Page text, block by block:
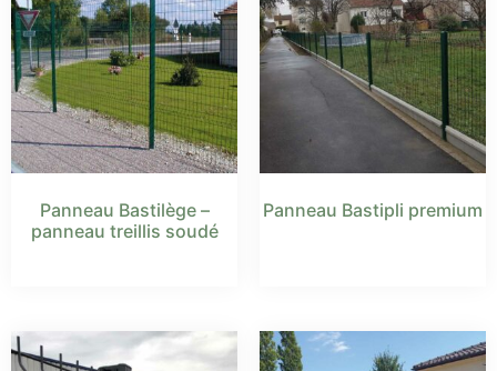
Panneau Bastilège –
panneau treillis soudé
Panneau Bastipli premium